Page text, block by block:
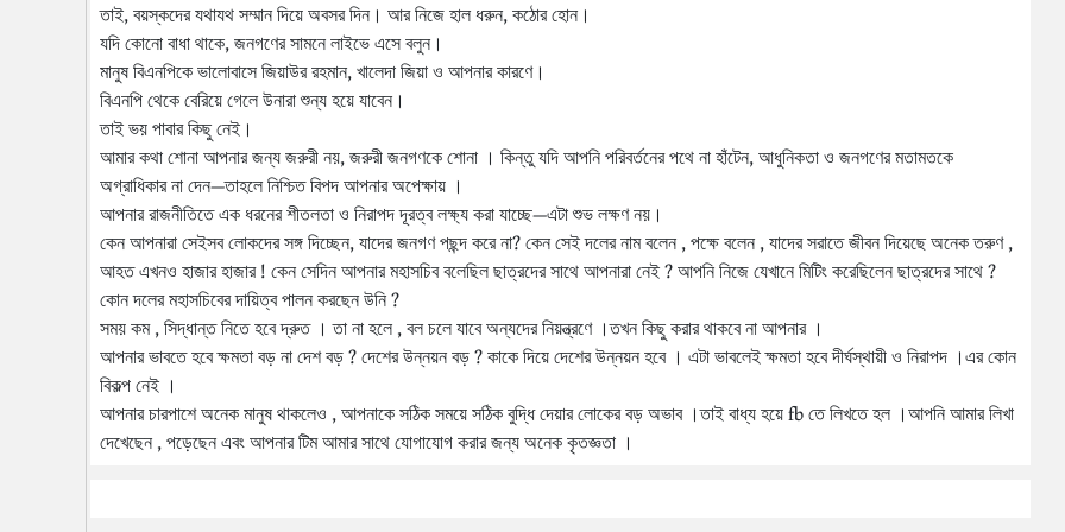
তাই, বয়স্কদের যথাযথ সম্মান দিয়ে অবসর দিন। আর নিজে হাল ধরুন, কঠোর হোন।
যদি কোনো বাধা থাকে, জনগণের সামনে লাইভে এসে বলুন।
মানুষ বিএনপিকে ভালোবাসে জিয়াউর রহমান, খালেদা জিয়া ও আপনার কারণে।
বিএনপি থেকে বেরিয়ে গেলে উনারা শুন্য হয়ে যাবেন।
তাই ভয় পাবার কিছু নেই।
আমার কথা শোনা আপনার জন্য জরুরী নয়, জরুরী জনগণকে শোনা । কিন্তু যদি আপনি পরিবর্তনের পথে না হাঁটেন, আধুনিকতা ও জনগণের মতামতকে
অগ্রাধিকার না দেন—তাহলে নিশ্চিত বিপদ আপনার অপেক্ষায় ।
আপনার রাজনীতিতে এক ধরনের শীতলতা ও নিরাপদ দূরত্ব লক্ষ্য করা যাচ্ছে—এটা শুভ লক্ষণ নয়।
কেন আপনারা সেইসব লোকদের সঙ্গ দিচ্ছেন, যাদের জনগণ পছন্দ করে না? কেন সেই দলের নাম বলেন , পক্ষে বলেন , যাদের সরাতে জীবন দিয়েছে অনেক তরুণ ,
আহত এখনও হাজার হাজার ! কেন সেদিন আপনার মহাসচিব বলেছিল ছাত্রদের সাথে আপনারা নেই ? আপনি নিজে যেখানে মিটিং করেছিলেন ছাত্রদের সাথে ?
কোন দলের মহাসচিবের দায়িত্ব পালন করছেন উনি ?
সময় কম , সিদ্ধান্ত নিতে হবে দ্রুত । তা না হলে , বল চলে যাবে অন্যদের নিয়ন্ত্রণে ।তখন কিছু করার থাকবে না আপনার ।
আপনার ভাবতে হবে ক্ষমতা বড় না দেশ বড় ? দেশের উন্নয়ন বড় ? কাকে দিয়ে দেশের উন্নয়ন হবে । এটা ভাবলেই ক্ষমতা হবে দীর্ঘস্থায়ী ও নিরাপদ ।এর কোন
বিকল্প নেই ।
আপনার চারপাশে অনেক মানুষ থাকলেও , আপনাকে সঠিক সময়ে সঠিক বুদ্ধি দেয়ার লোকের বড় অভাব ।তাই বাধ্য হয়ে fb তে লিখতে হল ।আপনি আমার লিখা
দেখেছেন , পড়েছেন এবং আপনার টিম আমার সাথে যোগাযোগ করার জন্য অনেক কৃতজ্ঞতা ।